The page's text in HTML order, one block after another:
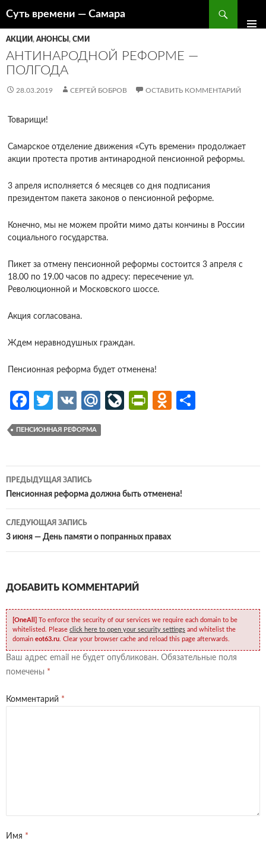
Суть времени — Самара
К
АКЦИИ, АНОНСЫ , СМИ
АНТИНАРОДНОЙ РЕФОРМЕ —
ПОЛГОДА
28.03.2019 СЕРГЕЙ БОБРОВ ОСТАВИТЬ КОММЕНТАРИЙ
Товарищи!
Самарское отделение движения «Суть времени» продолжает
акции протеста против антинародной пенсионной реформы.
3 апреля исполняется 6 месяцев со дня подписания
президентом пакета законов о пенсионной реформе.
Конечно, мы не можем пройти мимо даты кончины в России
социального государства.
Пикет за отмену пенсионной реформы состоится 3 апреля с
18.00 по 19.00 часов по адресу: пересечение ул.
Революционной и Московского шоссе.
Акция согласована.
Ждем неравнодушных граждан.
Пенсионная реформа будет отменена!
Fa
ce
b
o
k
T
w
itt
V
K
M
ail
.R
Li
n
al
Pr
n
dl
y
O
as
sn ть
ПЕНСИОННАЯ РЕФОРМА
Навигация
по
записям
ПРЕДЫДУЩАЯ ЗАПИСЬ
Пенсионная реформа должна быть отменена!
СЛЕДУЮЩАЯ ЗАПИСЬ
3 июня — День памяти о попранных правах
ДОБАВИТЬ КОММЕНТАРИЙ
[OneAll]
To enforce the security of our services we require each domain to be
whitelisted. Please click here to open your security settings and whitelist the
domain eot63.ru . Clear your browser cache and reload this page afterwards.
Ваш адрес email не будет опубликован. Обязательные поля
помечены *
Комментарий *
Имя *